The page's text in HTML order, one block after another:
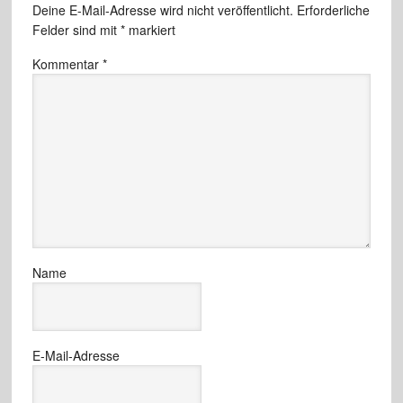
Deine E-Mail-Adresse wird nicht veröffentlicht. Erforderliche
Felder sind mit *markiert
Kommentar *
Name
E-Mail-Adresse